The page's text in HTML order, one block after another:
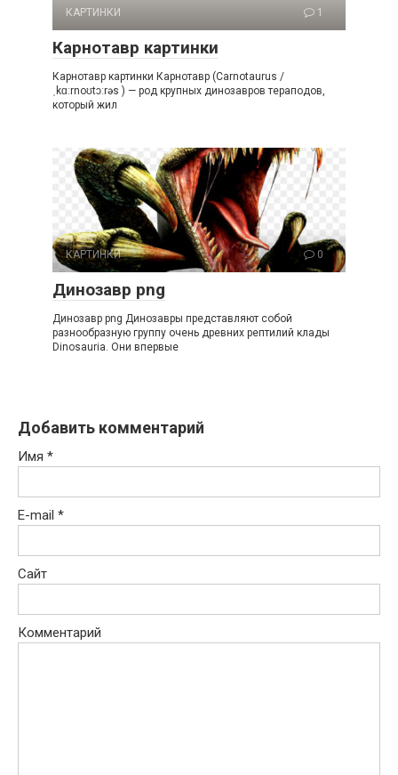
КАРТИНКИ 1
Карнотавр картинки
Карнотавр картинки Карнотавр (Carnotaurus /
ˌkɑːrnoʊtɔːrəs ) — род крупных динозавров тераподов,
который жил
КАРТИНКИ 0
Динозавр png
Динозавр png Динозавры представляют собой
разнообразную группу очень древних рептилий клады
Dinosauria. Они впервые
Добавить комментарий
Имя *
E-mail *
Сайт
Комментарий